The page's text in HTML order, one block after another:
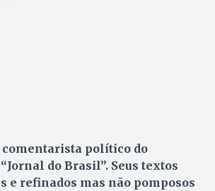
político do
“Jornal do Brasil”. Seus textos
e refinados mas não pomposos